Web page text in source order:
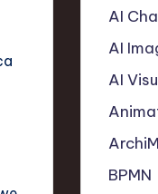
AI
AI
AI
BPMN